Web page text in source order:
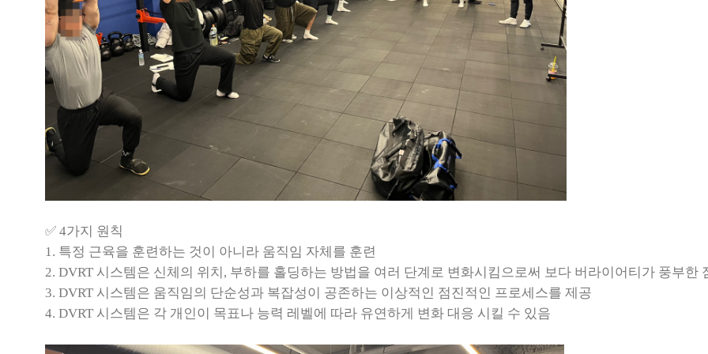
✅ 4가지 원칙
1. 특정 근육을 훈련하는 것이 아니라 움직임 자체를 훈련
2. DVRT 시스템은 신체의 위치, 부하를 홀딩하는 방법을 여러 단계로 변화시킴으로써 보다 버라이어티가 풍부한
3. DVRT 시스템은 움직임의 단순성과 복잡성이 공존하는 이상적인 점진적인 프로세스를 제공
4. DVRT 시스템은 각 개인이 목표나 능력 레벨에 따라 유연하게 변화 대응 시킬 수 있음